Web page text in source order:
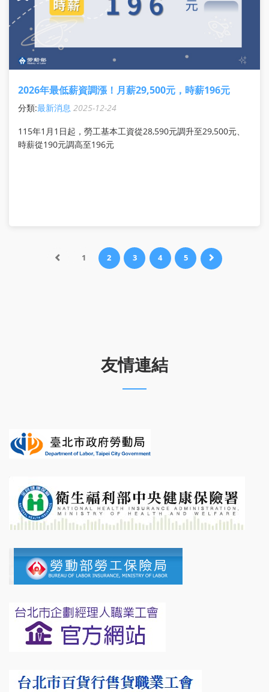
2026年最低薪資調漲！月薪29,500元，時薪196元
分類:最新消息 2025-12-24
115年1月1日起，勞工基本工資從28,590元調升至29,500元、
時薪從190元調高至196元
1 2 3 4 5 Next
友情連結